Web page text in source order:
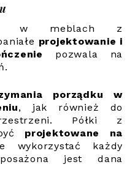
w meblach z
projektowanie i
pozwala na
porządku w
, jak również do
Półki z
projektowane na
wykorzystać każdy
jest dana